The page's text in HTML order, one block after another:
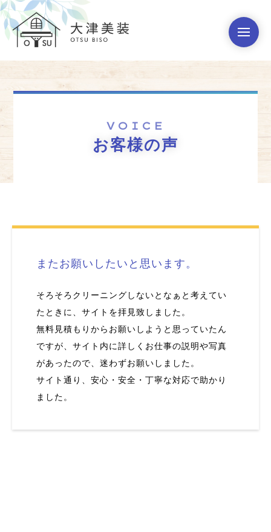
VOICE
お客様の声
またお願いしたいと思います。
そろそろクリーニングしないとなぁと考えてい
たときに、サイトを拝見致しました。
無料見積もりからお願いしようと思っていたん
ですが、サイト内に詳しくお仕事の説明や写真
があったので、迷わずお願いしました。
サイト通り、安心・安全・丁寧な対応で助かり
ました。